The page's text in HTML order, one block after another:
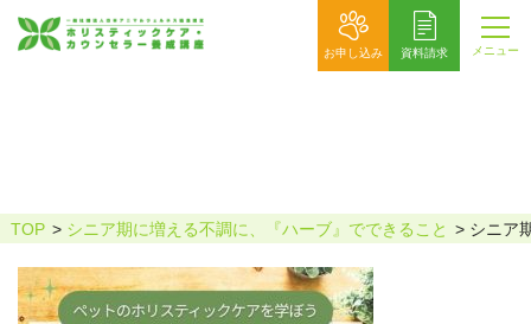
お申し込み 資料請求 メニュー
TOP シニア期に増える不調に、『ハーブ』でできること シニア